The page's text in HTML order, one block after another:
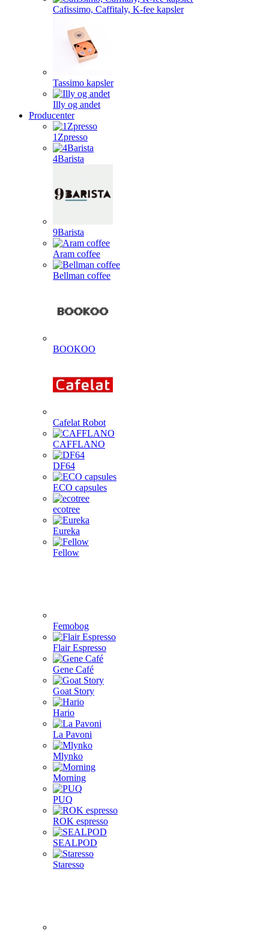
Cafissimo, Caffitaly, K-fee kapsler
Tassimo kapsler
Illy og andet
Producenter
1Zpresso
4Barista
9Barista
Aram coffee
Bellman coffee
BOOKOO
Cafelat Robot
CAFFLANO
DF64
ECO capsules
ecotree
Eureka
Fellow
Femobog
Flair Espresso
Gene Café
Goat Story
Hario
La Pavoni
Mlynko
Morning
PUQ
ROK espresso
SEALPOD
Staresso